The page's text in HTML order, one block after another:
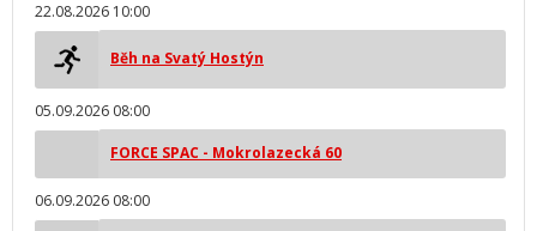
22.08.2026 10:00
Běh na Svatý Hostýn
05.09.2026 08:00
FORCE SPAC - Mokrolazecká 60
06.09.2026 08:00